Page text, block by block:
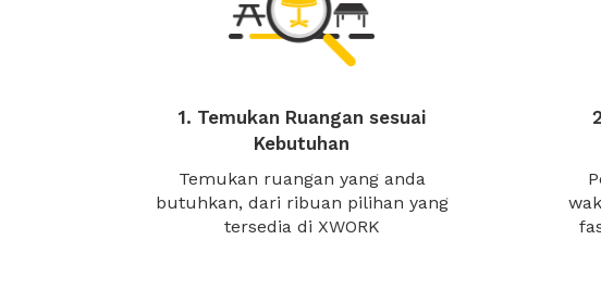
1. Temukan Ruangan sesuai
Kebutuhan
Temukan ruangan yang anda
butuhkan, dari ribuan pilihan yang
tersedia di XWORK